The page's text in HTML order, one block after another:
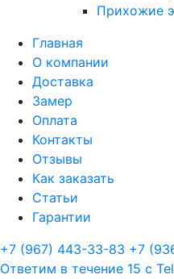
Прихожие
Главная
О компании
Доставка
Замер
Оплата
Контакты
Отзывы
Как заказать
Статьи
Гарантии
+7 (967) 443-33-83 +7
Ответим в течение 15 с